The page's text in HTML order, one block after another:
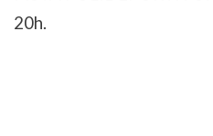
20h.